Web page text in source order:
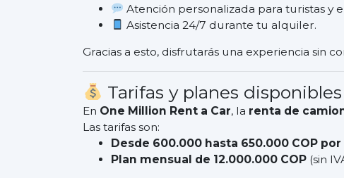
Atención personalizada para turistas y
Asistencia 24/7 durante tu alquiler.
Gracias a esto, disfrutarás una experiencia sin
Tarifas y planes disponibles
En One Million Rent a Car, la renta de
Las tarifas son:
Desde 600.000 hasta 650.000 COP por
Plan mensual de 12.000.000 COP (sin